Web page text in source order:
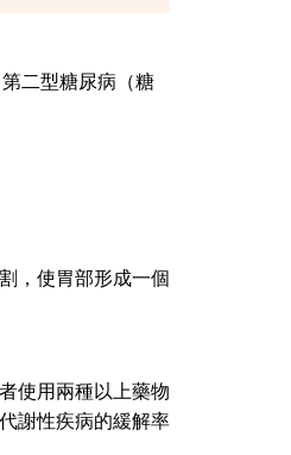
二型糖尿病（糖
，使胃部形成一個
使用兩種以上藥物
謝性疾病的緩解率